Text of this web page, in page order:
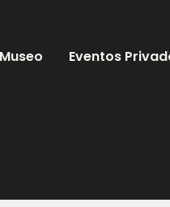
Museo Eventos